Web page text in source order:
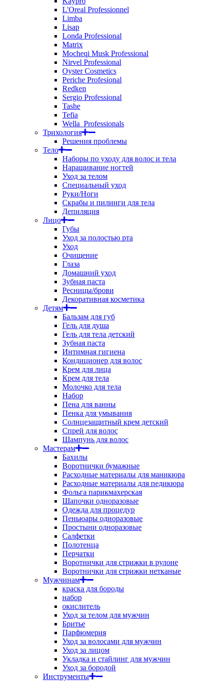
L'Oreal Professionnel
Limba
Lisap
Londa Professional
Matrix
Mocheqi Musk Professional
Nirvel Professional
Oyster Cosmetics
Periche Profesional
Redken
Sergio Professional
Tashe
Tefia
Wella_Professionals
Трихология
Решения проблемы
Тело
Наборы по уходу для волос и тела
Наращивание ногтей
Уход за телом
Специальный уход
Руки/Ноги
Скрабы и пилинги для тела
Депиляция
Лицо
Губы
Уход за полостью рта
Уход
Очищение
Глаза
Домашний уход
Зубная паста
Ресницы/брови
Декоративная косметика
Детям
Бальзам для губ
Гель для душа
Гель для тела детский
Зубная паста
Интимная гигиена
Кондиционер для волос
Крем для лица
Крем для тела
Молочко для тела
Набор
Пена для ванны
Пенка для умывания
Солнцезащитный крем детский
Спрей для волос
Шампунь для волос
Мастерам
Бахилы
Воротнички бумажные
Расходные материалы для маникюра
Расходные материалы для педикюра
Фольга парикмахерская
Шапочки одноразовые
Одежда для процедур
Пеньюары одноразовые
Простыни одноразовые
Салфетки
Полотенца
Перчатки
Воротнички для стрижки в рулоне
Воротнички для стрижки нетканые
Мужчинам
краска для бороды
набор
окислитель
Уход за телом для мужчин
Бритье
Парфюмерия
Уход за волосами для мужчин
Уход за лицом
Укладка и стайлинг для мужчин
Уход за бородой
Инструменты